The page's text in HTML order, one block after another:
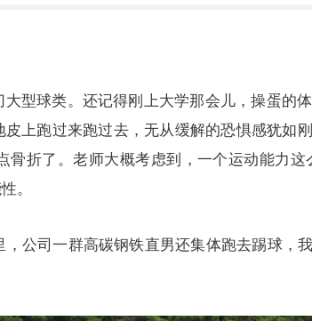
型球类。还记得刚上大学那会儿，操蛋的
上跑过来跑过去，无从缓解的恐惧感犹如
折了。老师大概考虑到，一个运动能力
。
公司一群高碳钢铁直男还集体跑去踢球，